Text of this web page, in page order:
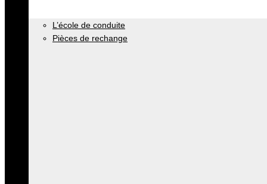
L’école de conduite
Pièces de rechange